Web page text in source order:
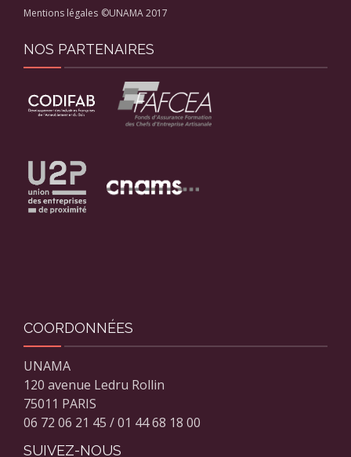
Mentions légales ©UNAMA 2017
NOS PARTENAIRES
COORDONNÉES
UNAMA
120 avenue Ledru Rollin
75011 PARIS
06 72 06 21 45 / 01 44 68 18 00
SUIVEZ-NOUS